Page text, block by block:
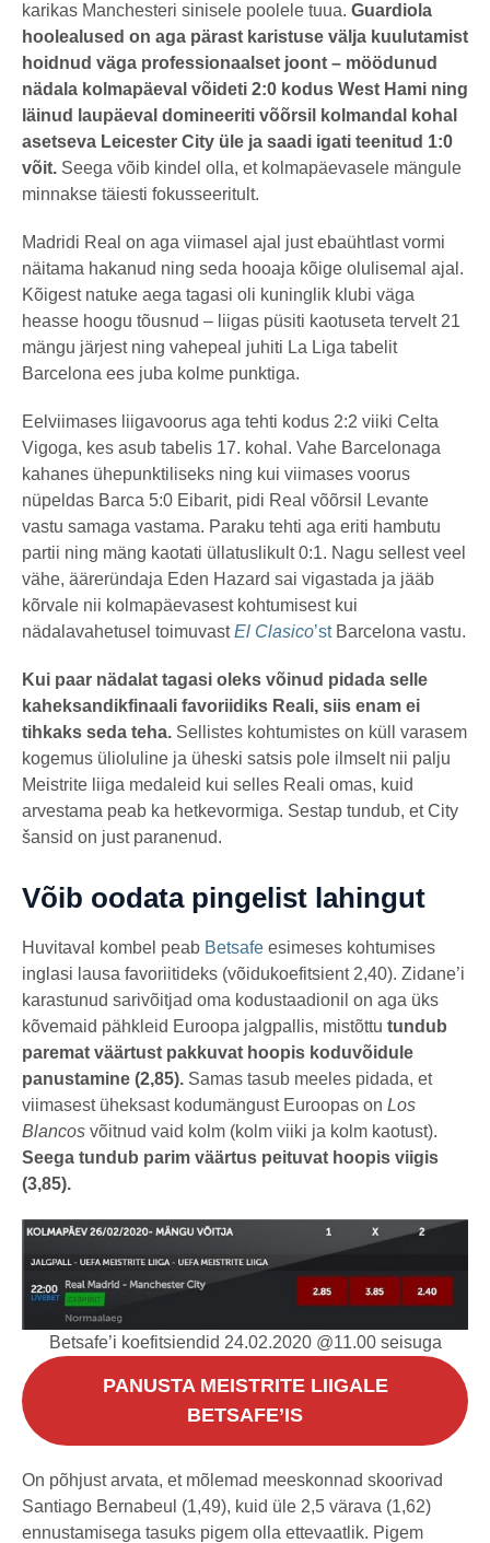
karikas Manchesteri sinisele poolele tuua. Guardiola
hoolealused on aga pärast karistuse välja kuulutamist
hoidnud väga professionaalset joont – möödunud
nädala kolmapäeval võideti 2:0 kodus West Hami ning
läinud laupäeval domineeriti võõrsil kolmandal kohal
asetseva Leicester City üle ja saadi igati teenitud 1:0
võit. Seega võib kindel olla, et kolmapäevasele mängule
minnakse täiesti fokusseeritult.
Madridi Real on aga viimasel ajal just ebaühtlast vormi
näitama hakanud ning seda hooaja kõige olulisemal ajal.
Kõigest natuke aega tagasi oli kuninglik klubi väga
heasse hoogu tõusnud – liigas püsiti kaotuseta tervelt 21
mängu järjest ning vahepeal juhiti La Liga tabelit
Barcelona ees juba kolme punktiga.
Eelviimases liigavoorus aga tehti kodus 2:2 viiki Celta
Vigoga, kes asub tabelis 17. kohal. Vahe Barcelonaga
kahanes ühepunktiliseks ning kui viimases voorus
nüpeldas Barca 5:0 Eibarit, pidi Real võõrsil Levante
vastu samaga vastama. Paraku tehti aga eriti hambutu
partii ning mäng kaotati üllatuslikult 0:1. Nagu sellest veel
vähe, ääreründaja Eden Hazard sai vigastada ja jääb
kõrvale nii kolmapäevasest kohtumisest kui
nädalavahetusel toimuvastEl Clasico’st Barcelona vastu.
Kui paar nädalat tagasi oleks võinud pidada selle
kaheksandikfinaali favoriidiks Reali, siis enam ei
tihkaks seda teha. Sellistes kohtumistes on küll varasem
kogemus ülioluline ja üheski satsis pole ilmselt nii palju
Meistrite liiga medaleid kui selles Reali omas, kuid
arvestama peab ka hetkevormiga. Sestap tundub, et City
šansid on just paranenud.
Võib oodata pingelist lahingut
Huvitaval kombel peab Betsafe esimeses kohtumises
inglasi lausa favoriitideks (võidukoefitsient 2,40). Zidane’i
karastunud sarivõitjad oma kodustaadionil on aga üks
kõvemaid pähkleid Euroopa jalgpallis, mistõttu tundub
paremat väärtust pakkuvat hoopis koduvõidule
panustamine (2,85). Samas tasub meeles pidada, et
viimasest üheksast kodumängust Euroopas on Los
Blancos võitnud vaid kolm (kolm viiki ja kolm kaotust).
Seega tundub parim väärtus peituvat hoopis viigis
(3,85).
Betsafe’i koefitsiendid 24.02.2020 @11.00 seisuga
PANUSTA MEISTRITE LIIGALE
BETSAFE’IS
On põhjust arvata, et mõlemad meeskonnad skoorivad
Santiago Bernabeul (1,49), kuid üle 2,5 värava (1,62)
ennustamisega tasuks pigem olla ettevaatlik. Pigem